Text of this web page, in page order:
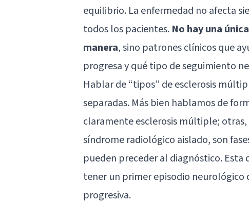
equilibrio. La enfermedad no afecta
todos los pacientes. No hay una
manera, sino patrones clínicos que
progresa y qué tipo de seguimiento
Hablar de “tipos” de esclerosis
separadas. Más bien hablamos de
claramente esclerosis múltiple;
síndrome radiológico aislado, son
pueden preceder al diagnóstico.
tener un primer episodio neurológico
progresiva.